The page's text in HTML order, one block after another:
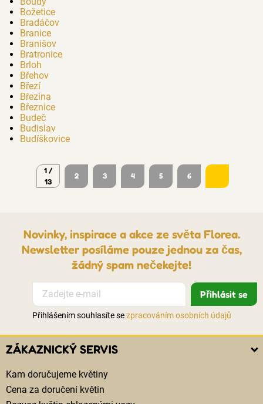
Božetice
Bradáčov
Branice
Branišov
Bratronice
Brloh
Břehov
Březí
Březina
Březnice
Budeč
Budislav
Budíškovice
1 /
13
2 3 4 5 6
Novinky, inspirace a akce ze světa Florea.
Newsletter posíláme pouze jednou za čas,
žádný spam nečekejte!
Přihlášením souhlasíte sezpracováním osobních údajů
ZÁKAZNICKÝ SERVIS
Kam doručujeme květiny
Cena za doručení květin